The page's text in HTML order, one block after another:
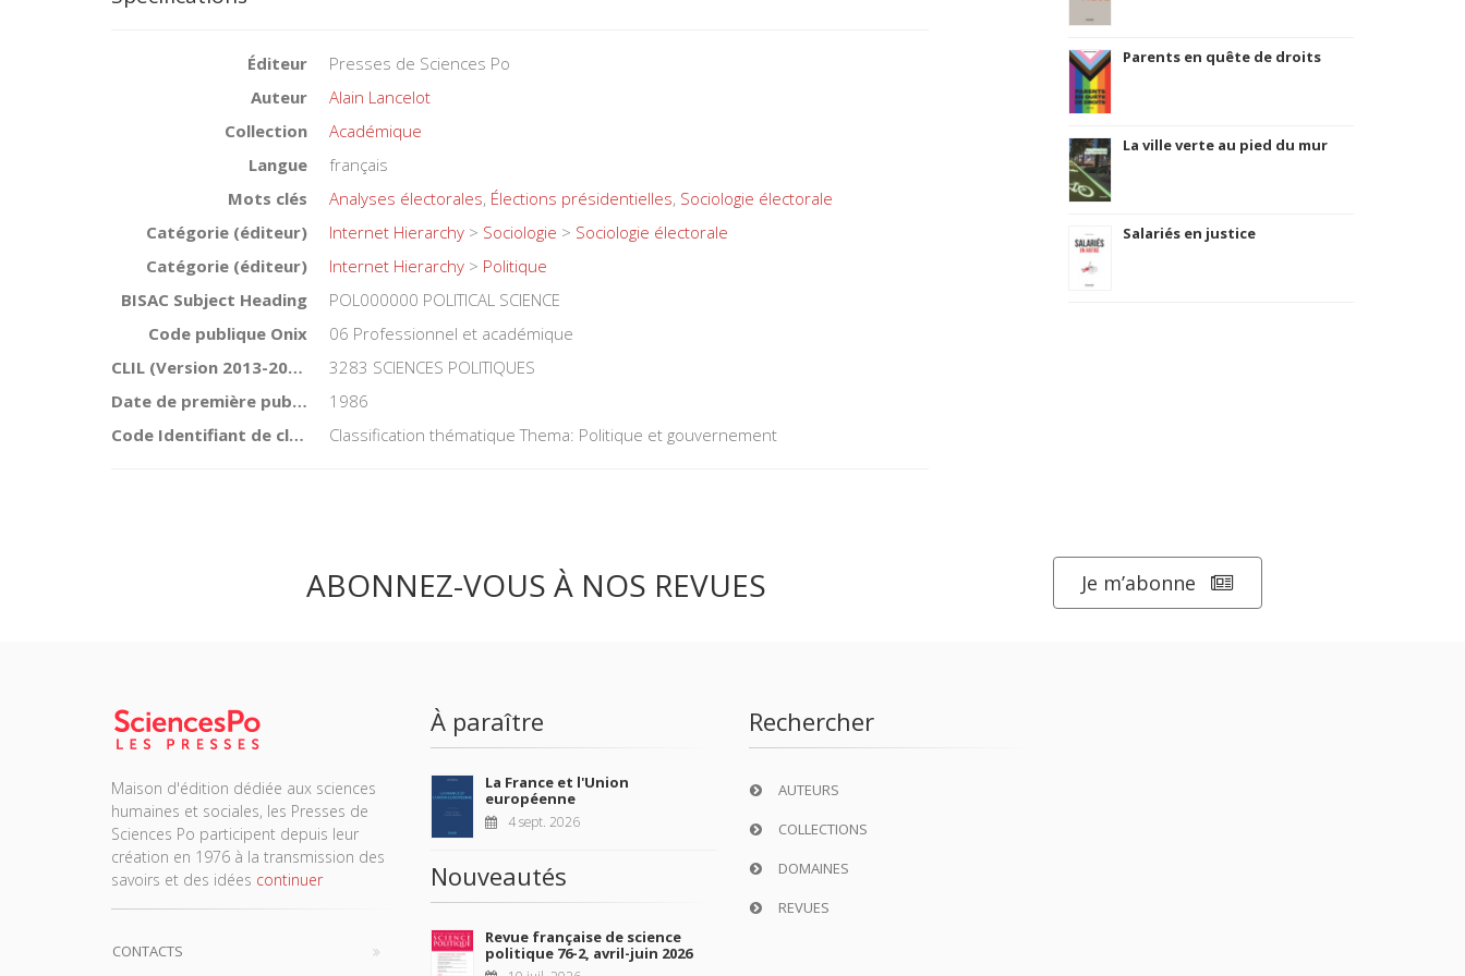
Éditeur
Presses de Sciences Po
Auteur
Alain Lancelot
Collection
Académique
Langue
français
Mots clés
Analyses électorales, Élections présidentielles, Sociologie électorale
Catégorie (éditeur)
Internet Hierarchy > Sociologie > Sociologie électorale
Catégorie (éditeur)
Internet Hierarchy > Politique
BISAC Subject Heading
POL000000 POLITICAL SCIENCE
Code publique Onix
06 Professionnel et académique
CLIL (Version 2013-2019 )
3283 SCIENCES POLITIQUES
Date de première publication du titre
1986
Code Identifiant de classement sujet
Classification thématique Thema: Politique et gouvernement
Parents en quête de droits
La ville verte au pied du mur
Salariés en justice
ABONNEZ-VOUS À NOS REVUES Je m’abonne
Maison d'édition dédiée aux sciences
humaines et sociales, les Presses de
Sciences Po participent depuis leur
création en 1976 à la transmission des
savoirs et des idées continuer
CONTACTS
À paraître
La France et l'Union
européenne
4 sept. 2026
Nouveautés
Revue française de science
politique 76-2, avril-juin 2026
Rechercher
AUTEURS
COLLECTIONS
DOMAINES
REVUES